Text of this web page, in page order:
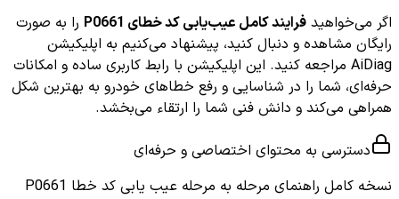
اگر می‌خواهید فرایند کامل عیب‌یابی کد خطای P0661
را به صورت
رایگان مشاهده و دنبال کنید، پیشنهاد می‌کنیم به اپلیکیشن
AiDiag مراجعه کنید. این اپلیکیشن با رابط کاربری ساده و امکانات
حرفه‌ای، شما را در شناسایی و رفع خطاهای خودرو به بهترین شکل
همراهی می‌کند و دانش فنی شما را ارتقاء می‌بخشد.
دسترسی به محتوای اختصاصی و حرفه‌ای
نسخه کامل راهنمای مرحله به مرحله عیب یابی کد خطا P0661